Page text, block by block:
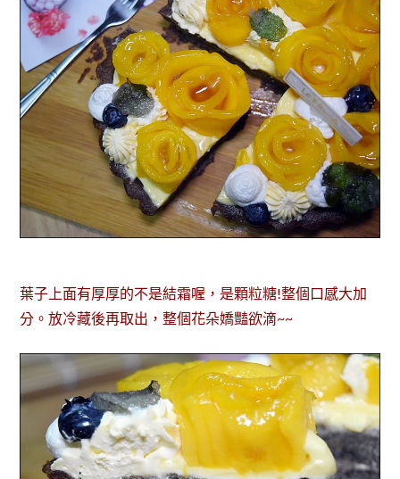
葉子上面有厚厚的不是結霜喔，是顆粒糖!整個口感大加
分。放冷藏後再取出，整個花朵嬌豔欲滴~~